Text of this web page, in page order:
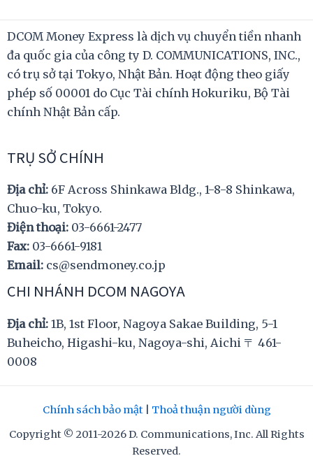
DCOM Money Express là dịch vụ chuyển tiền nhanh
đa quốc gia của công ty D. COMMUNICATIONS, INC.,
có trụ sở tại Tokyo, Nhật Bản. Hoạt động theo giấy
phép số 00001 do Cục Tài chính Hokuriku, Bộ Tài
chính Nhật Bản cấp.
TRỤ SỞ CHÍNH
Địa chỉ: 6F Across Shinkawa Bldg., 1-8-8 Shinkawa,
Chuo-ku, Tokyo.
Điện thoại: 03-6661-2477
Fax: 03-6661-9181
Email: cs@sendmoney.co.jp
CHI NHÁNH DCOM NAGOYA
Địa chỉ: 1B, 1st Floor, Nagoya Sakae Building, 5-1
Buheicho, Higashi-ku, Nagoya-shi, Aichi 〒 461-
0008
Chính sách bảo mật| Thoả thuận người dùng
Copyright © 2011-2026 D. Communications, Inc. All Rights
Reserved.